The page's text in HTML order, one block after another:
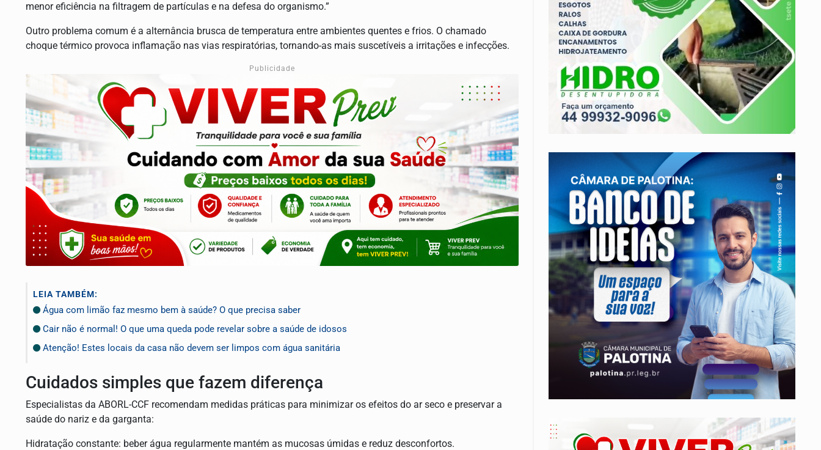
menor eficiência na filtragem de partículas e na defesa do organismo.”
Outro problema comum é a alternância brusca de temperatura entre ambientes quentes e frios. O chamado
choque térmico provoca inflamação nas vias respiratórias, tornando-as mais suscetíveis a irritações e infecções.
Publicidade
LEIA TAMBÉM:
Água com limão faz mesmo bem à saúde? O que precisa saber
Cair não é normal! O que uma queda pode revelar sobre a saúde de idosos
Atenção! Estes locais da casa não devem ser limpos com água sanitária
Cuidados simples que fazem diferença
Especialistas da ABORL-CCF recomendam medidas práticas para minimizar os efeitos do ar seco e preservar a
saúde do nariz e da garganta:
Hidratação constante: beber água regularmente mantém as mucosas úmidas e reduz desconfortos.